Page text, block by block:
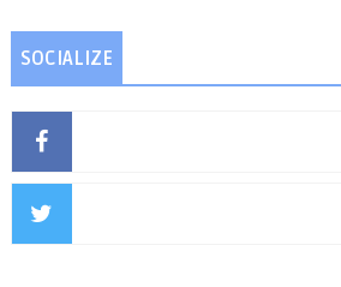
SOCIALIZE